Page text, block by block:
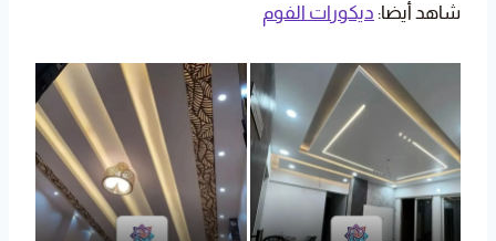
شاهد أيضا: ديكورات الفوم